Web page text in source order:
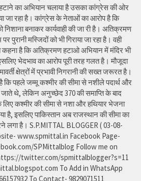
का अभियान चलाया है उसका कांग्रेस की ओर
जा रहा है। कांग्रेस के नेताओं का आरोप है कि
निशाना बनाकर कार्यवाही की जा री है। अतिक्रमण
पुरानी मस्जिदों को भी गिराया जा रहा है। वही
है कि अतिक्रमण हटाओ अभियान में मंदिर भी
भेदभाव का आरोप पूरी तरह गलत है। मौजूदा
क्षेत्रों में प्रभावी निगरानी की सख्त जरूरत है।
पहले जम्मू कश्मीर की सीमा से नशीले पदार्थ और
थे, लेकिन अनुच्छेद 370 की समाप्ति के बाद
लिए कश्मीर की सीमा से नशा और हथियार भेजना
है, इसलिए पाकिस्तान अब राजस्थान की सीमा का
लगा है। S.P.MITTAL BLOGGER ( 03-08-
www.spmittal.in Facebook Page-
SPMittalblog Follow me on
twitter.com/spmittalblogger?s=11
To Add in WhatsApp
To Contact- 9829071511